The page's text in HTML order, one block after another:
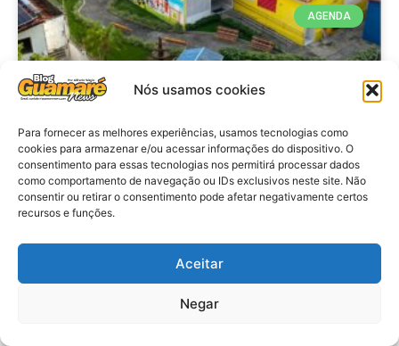
Nós usamos cookies
Para fornecer as melhores experiências, usamos tecnologias como
cookies para armazenar e/ou acessar informações do dispositivo. O
consentimento para essas tecnologias nos permitirá processar dados
como comportamento de navegação ou IDs exclusivos neste site. Não
consentir ou retirar o consentimento pode afetar negativamente certos
recursos e funções.
Aceitar
Negar
AGENDA
Agenda: 10ª Mostra Pedagógica
da Casa Durval Paiva acontecerá
nesta quarta-feira (29)